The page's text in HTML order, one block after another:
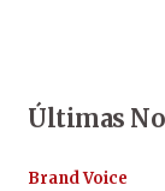
Últimas
Brand Voice